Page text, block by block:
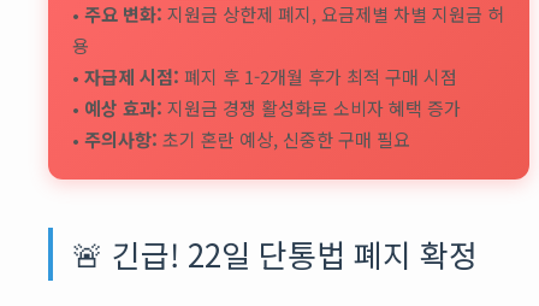
• 주요 변화: 지원금 상한제 폐지, 요금제별 차별 지원금 허
용
• 자급제 시점: 폐지 후 1-2개월 후가 최적 구매 시점
• 예상 효과: 지원금 경쟁 활성화로 소비자 혜택 증가
• 주의사항: 초기 혼란 예상, 신중한 구매 필요
🚨 긴급! 22일 단통법 폐지 확정